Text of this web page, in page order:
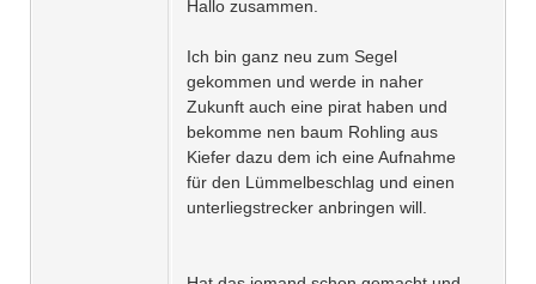
Hallo zusammen.
Ich bin ganz neu zum Segel
gekommen und werde in naher
Zukunft auch eine pirat haben und
bekomme nen baum Rohling aus
Kiefer dazu dem ich eine Aufnahme
für den Lümmelbeschlag und einen
unterliegstrecker anbringen will.